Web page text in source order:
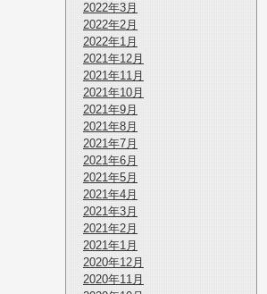
2022年3月
2022年2月
2022年1月
2021年12月
2021年11月
2021年10月
2021年9月
2021年8月
2021年7月
2021年6月
2021年5月
2021年4月
2021年3月
2021年2月
2021年1月
2020年12月
2020年11月